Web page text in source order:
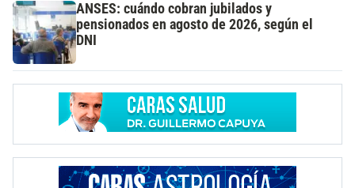
ANSES: cuándo cobran jubilados y
pensionados en agosto de 2026, según el
DNI